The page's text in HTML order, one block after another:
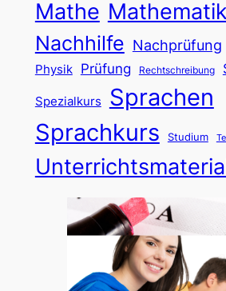
Mathe Mathematik
Nachhilfe Nachprüfung
Physik Prüfung Rechtschreibung
Spezialkurs
Sprachen
Sprachkurs
Studium